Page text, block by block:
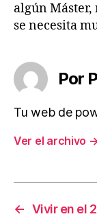
algún
se necesita
Por
Tu web de
Ver el archivo
← Vivir en el